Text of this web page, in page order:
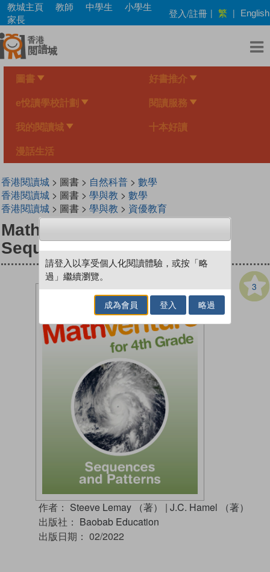
Skip
main
content
教城主頁 教師 中學生
小學生
家長
登入/註冊 | 繁 | English
圖書 好書推介
e悅讀學校計劃 閱讀服務
我的閱讀城 十本好讀
漫話生活
香港閱讀城> 圖書 > 自然科普> 數學
香港閱讀城> 圖書 > 學與教 > 數學
香港閱讀城> 圖書 > 學與教 > 資優教育
Mathventure for 4th Grade:
Sequences and Patterns
3
作者： Steeve Lemay （著） | J.C. Hamel （著）
出版社： Baobab Education
出版日期： 02/2022
請登入以享受個人化閱讀體驗，或按「略
過」繼續瀏覽。
成為會員 登入 略過